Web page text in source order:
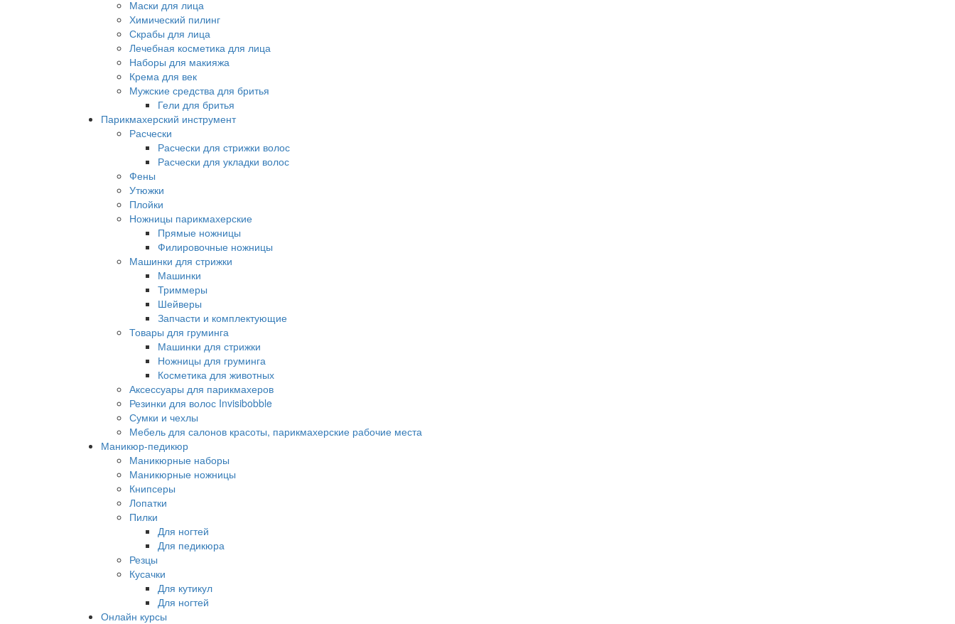
Маски для лица
Химический пилинг
Скрабы для лица
Лечебная косметика для лица
Наборы для макияжа
Крема для век
Мужские средства для бритья
Гели для бритья
Парикмахерский инструмент
Расчески
Расчески для стрижки волос
Расчески для укладки волос
Фены
Утюжки
Плойки
Ножницы парикмахерские
Прямые ножницы
Филировочные ножницы
Машинки для стрижки
Машинки
Триммеры
Шейверы
Запчасти и комплектующие
Товары для груминга
Машинки для стрижки
Ножницы для груминга
Косметика для животных
Аксессуары для парикмахеров
Резинки для волос Invisibobble
Сумки и чехлы
Мебель для салонов красоты, парикмахерские рабочие места
Маникюр-педикюр
Маникюрные наборы
Маникюрные ножницы
Книпсеры
Лопатки
Пилки
Для ногтей
Для педикюра
Резцы
Кусачки
Для кутикул
Для ногтей
Онлайн курсы